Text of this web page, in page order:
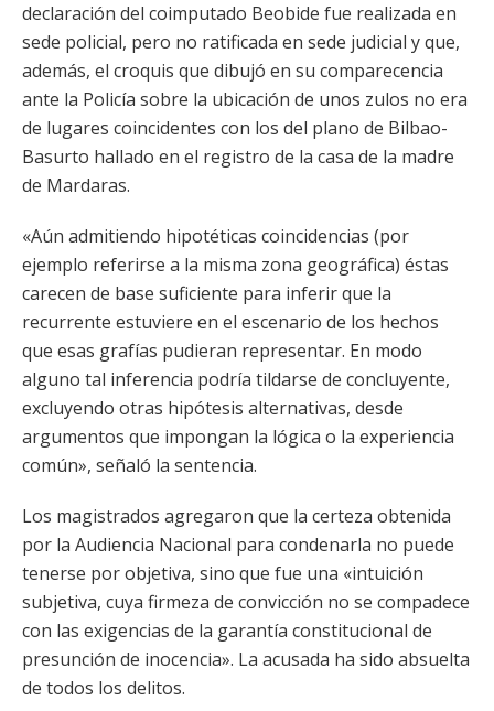
declaración del coimputado Beobide fue realizada en
sede policial, pero no ratificada en sede judicial y que,
además, el croquis que dibujó en su comparecencia
ante la Policía sobre la ubicación de unos zulos no era
de lugares coincidentes con los del plano de Bilbao-
Basurto hallado en el registro de la casa de la madre
de Mardaras.
«Aún admitiendo hipotéticas coincidencias (por
ejemplo referirse a la misma zona geográfica) éstas
carecen de base suficiente para inferir que la
recurrente estuviere en el escenario de los hechos
que esas grafías pudieran representar. En modo
alguno tal inferencia podría tildarse de concluyente,
excluyendo otras hipótesis alternativas, desde
argumentos que impongan la lógica o la experiencia
común», señaló la sentencia.
Los magistrados agregaron que la certeza obtenida
por la Audiencia Nacional para condenarla no puede
tenerse por objetiva, sino que fue una «intuición
subjetiva, cuya firmeza de convicción no se compadece
con las exigencias de la garantía constitucional de
presunción de inocencia». La acusada ha sido absuelta
de todos los delitos.